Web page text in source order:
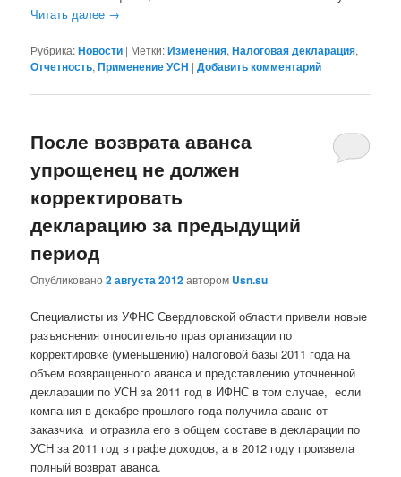
Читать далее →
Рубрика:Новости | Метки:Изменения,Налоговая декларация,
Отчетность,Применение УСН |Добавить комментарий
После возврата аванса
упрощенец не должен
корректировать
декларацию за предыдущий
период
Опубликовано2 августа 2012автором Usn.su
Специалисты из УФНС Свердловской области привели новые
разъяснения относительно прав организации по
корректировке (уменьшению) налоговой базы 2011 года на
объем возвращенного аванса и представлению уточненной
декларации по УСН за 2011 год в ИФНС в том случае, если
компания в декабре прошлого года получила аванс от
заказчика и отразила его в общем составе в декларации по
УСН за 2011 год в графе доходов, а в 2012 году произвела
полный возврат аванса.